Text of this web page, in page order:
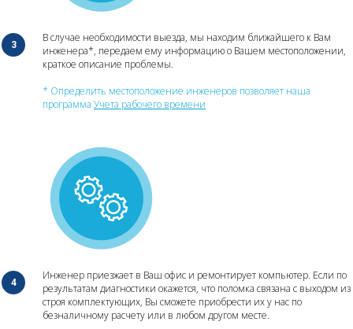
В случае необходимости выезда, мы находим ближайшего к Вам
инженера*, передаем ему информацию о Вашем местоположении,
краткое описание проблемы.
* Определить местоположение инженеров позволяет наша
программа Учета рабочего времени
Инженер приезжает в Ваш офис и ремонтирует компьютер. Если по
результатам диагностики окажется, что поломка связана с выходом из
строя комплектующих, Вы сможете приобрести их у нас по
безналичному расчету или в любом другом месте.